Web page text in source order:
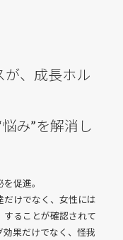
が、成長ホル
み”を解消し
促進。
だけでなく、女性には
ることが確認されて
果だけでなく、怪我